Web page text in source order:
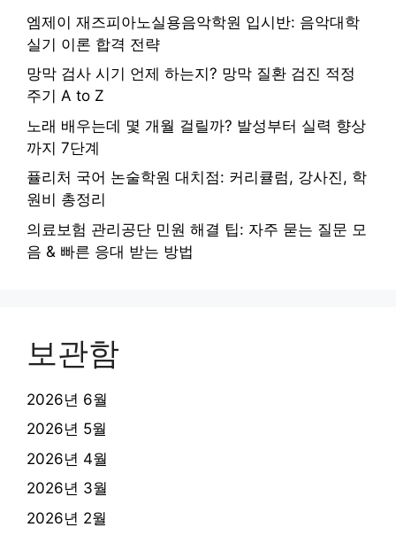
엠제이 재즈피아노실용음악학원 입시반: 음악대학
실기 이론 합격 전략
망막 검사 시기 언제 하는지? 망막 질환 검진 적정
주기 A to Z
노래 배우는데 몇 개월 걸릴까? 발성부터 실력 향상
까지 7단계
퓰리처 국어 논술학원 대치점: 커리큘럼, 강사진, 학
원비 총정리
의료보험 관리공단 민원 해결 팁: 자주 묻는 질문 모
음 & 빠른 응대 받는 방법
보관함
2026년 6월
2026년 5월
2026년 4월
2026년 3월
2026년 2월